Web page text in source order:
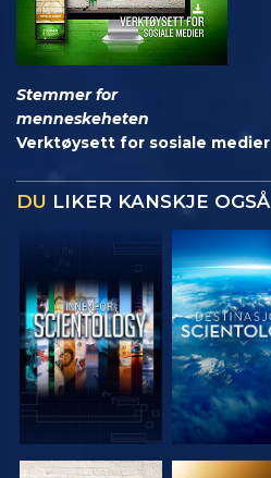
Stemmer for
menneskeheten
Verktøysett for sosiale medier
DU LIKER KANSKJE OGSÅ